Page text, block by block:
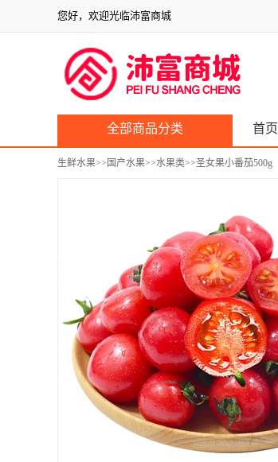
您好，欢迎光临沛富商城
全部商品分类 首页
生鲜水果>> 国产水果>>水果类>>圣女果小番茄500g